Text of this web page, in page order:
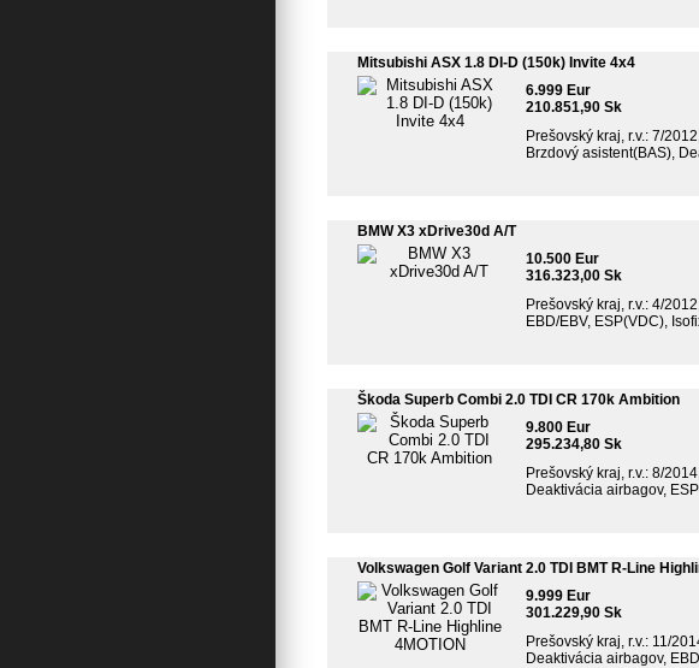
Mitsubishi ASX 1.8 DI-D (150k) Invite 4x4
6.999 Eur
210.851,90 Sk
Prešovský kraj, r.v.: 7/
Brzdový asistent(BAS),
BMW X3 xDrive30d A/T
10.500 Eur
316.323,00 Sk
Prešovský kraj, r.v.: 4/
EBD/EBV, ESP(VDC),
Škoda Superb Combi 2.0 TDI CR 170k Ambition
9.800 Eur
295.234,80 Sk
Prešovský kraj, r.v.: 8/
Deaktivácia airbagov,
Volkswagen Golf Variant 2.0 TDI BMT R-Line
9.999 Eur
301.229,90 Sk
Prešovský kraj, r.v.: 11/
Deaktivácia airbagov,